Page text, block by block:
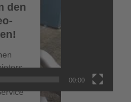
den
00:00